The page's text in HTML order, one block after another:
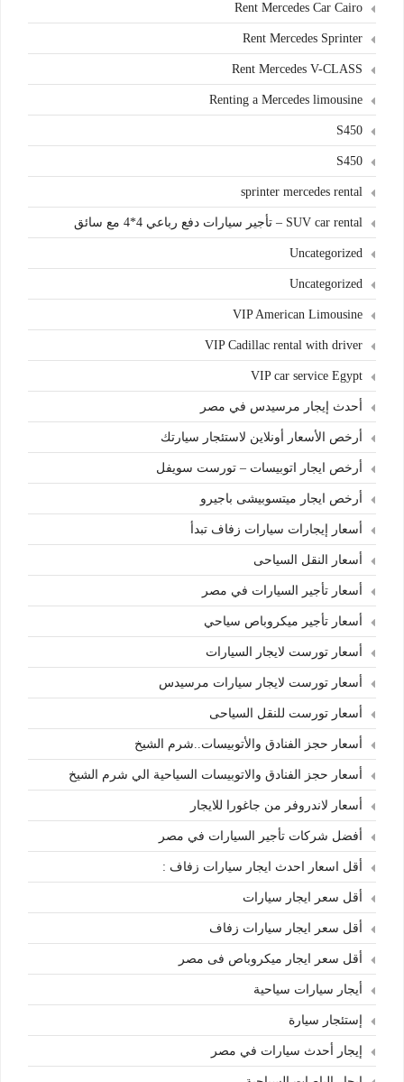
Rent Mercedes Car Cairo
Rent Mercedes Sprinter
Rent Mercedes V-CLASS
Renting a Mercedes limousine
S450
S450
sprinter mercedes rental
SUV car rental – تأجير سيارات دفع رباعي 4*4 مع سائق
Uncategorized
Uncategorized
VIP American Limousine
VIP Cadillac rental with driver
VIP car service Egypt
أحدث إيجار مرسيدس في مصر
أرخص الأسعار أونلاين لاستئجار سيارتك
أرخص ايجار اتوبيسات – تورست سويفل
أرخص ايجار ميتسوبيشى باجيرو
أسعار إيجارات سيارات زفاف تبدأ
أسعار النقل السياحى
أسعار تأجير السيارات في مصر
أسعار تأجير ميكروباص سياحي
أسعار تورست لايجار السيارات
أسعار تورست لايجار سيارات مرسيدس
أسعار تورست للنقل السياحى
أسعار حجز الفنادق والأتوبيسات..شرم الشيخ
أسعار حجز الفنادق والاتوبيسات السياحية الي شرم الشيخ
أسعار لاندروفر من جاغورا للايجار
أفضل شركات تأجير السيارات في مصر
أقل اسعار احدث ايجار سيارات زفاف :
أقل سعر ايجار سيارات
أقل سعر ايجار سيارات زفاف
أقل سعر ايجار ميكروباص فى مصر
أيجار سيارات سياحية
إستئجار سيارة
إيجار أحدث سيارات في مصر